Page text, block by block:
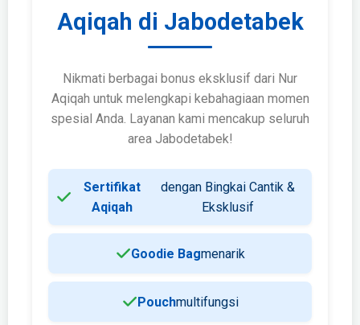
Aqiqah di Jabodetabek
Nikmati berbagai bonus eksklusif dari Nur
Aqiqah untuk melengkapi kebahagiaan momen
spesial Anda. Layanan kami mencakup seluruh
area Jabodetabek!
Sertifikat
Aqiqah
dengan Bingkai Cantik &
Eksklusif
Goodie Bagmenarik
Pouchmultifungsi